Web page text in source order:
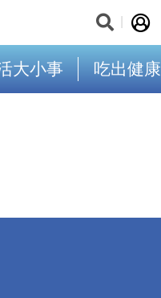
大小事 吃出健康